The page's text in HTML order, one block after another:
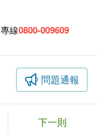
線0800-009609
問題通報
下一則